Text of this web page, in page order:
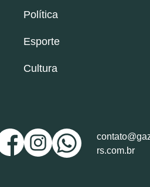
Política
Esporte
Cultura
rs.com.br